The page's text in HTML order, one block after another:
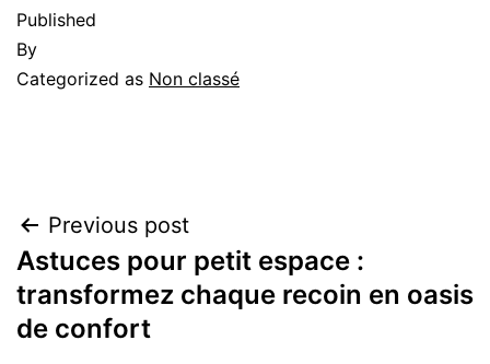
Published
By
Categorized as Non classé
Previous post
Astuces pour petit espace :
transformez chaque recoin en oasis
de confort